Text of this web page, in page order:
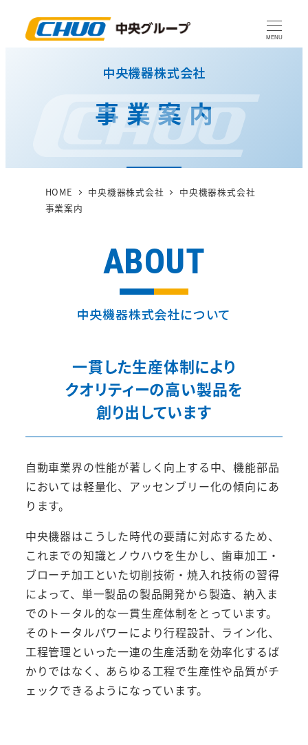
へ
MENU
中央機器株式会社
事業案内
HOME 中央機器株式会社
中央機器株式会社
事業案内
ABOUT
中央機器株式会社について
一貫した生産体制により
クオリティーの高い製品を
創り出しています
自動車業界の性能が著しく向上する中、機能部品
においては軽量化、アッセンブリー化の傾向にあ
ります。
中央機器はこうした時代の要請に対応するため、
これまでの知識とノウハウを生かし、歯車加工・
ブローチ加工といた切削技術・焼入れ技術の習得
によって、単一製品の製品開発から製造、納入ま
でのトータル的な一貫生産体制をとっています。
そのトータルパワーにより行程設計、ライン化、
工程管理といった一連の生産活動を効率化するば
かりではなく、あらゆる工程で生産性や品質がチ
ェックできるようになっています。